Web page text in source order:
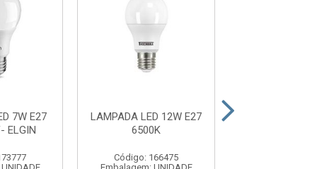
7W E27
ELGIN
LAMPADA LED 12W E27
6500K
Código: 166475